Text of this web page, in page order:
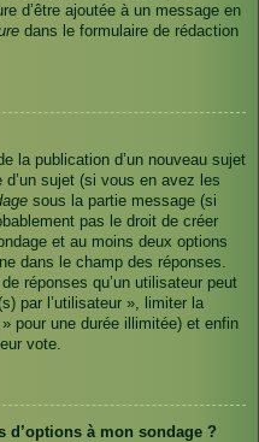
d’être ajoutée à un message en
dans le formulaire de rédaction
la publication d’un nouveau sujet
sujet (si vous en avez les
sous la partie message (si
pas le droit de créer
et au moins deux options
dans le champ des réponses.
réponses qu’un utilisateur peut
par l’utilisateur », limiter la
pour une durée illimitée) et enfin
vote.
d’options à mon sondage ?